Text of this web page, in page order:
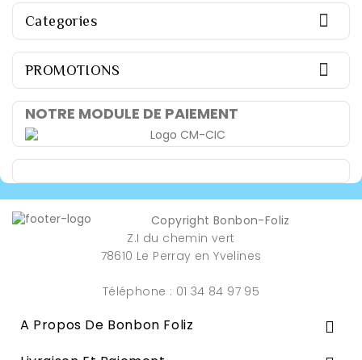
Categories 
PROMOTIONS 
NOTRE MODULE DE PAIEMENT
Copyright Bonbon-Foliz
Z.I du chemin vert
78610 Le Perray en Yvelines
Téléphone : 01 34 84 97 95
A Propos De Bonbon Foliz 